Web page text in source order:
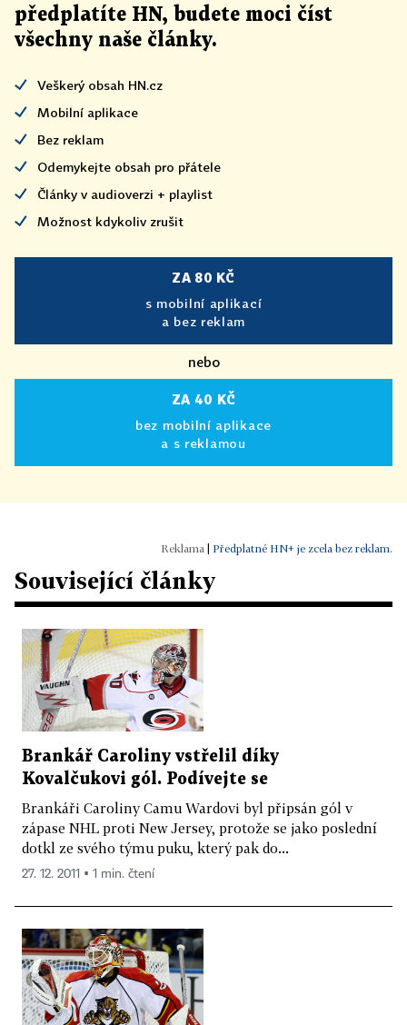
předplatíte HN, budete moci číst
všechny naše články.
Veškerý obsah HN.cz
Mobilní aplikace
Bez reklam
Odemykejte obsah pro přátele
Články v audioverzi + playlist
Možnost kdykoliv zrušit
ZA 80 KČ
s mobilní aplikací
a bez reklam
nebo
ZA 40 KČ
bez mobilní aplikace
a s reklamou
Předplatné HN+ je zcela bez reklam.
Související články
Brankář Caroliny vstřelil díky
Kovalčukovi gól. Podívejte se
Brankáři Caroliny Camu Wardovi byl připsán gól v
zápase NHL proti New Jersey, protože se jako poslední
dotkl ze svého týmu puku, který pak do...
27. 12. 2011 ▪ 1 min. čtení